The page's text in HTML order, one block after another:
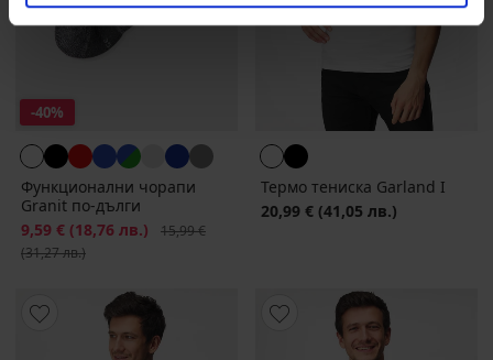
-40%
Функционални чорапи
Granit по-дълги
Намаление
9,59 € (18,76 лв.) Първоначална цена
15,99 €
(31,27 лв.)
Термо тениска Garland I
20,99 € (41,05 лв.)